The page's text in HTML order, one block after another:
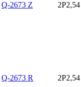
Q-2673 Z 2P2,54
Q-2673 R 2P2,54